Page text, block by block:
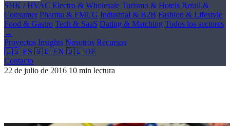
SHK / HVAC Electro & Wholesale Turismo & Hotels Retail &
Consumer Pharma & FMCG Industrial & B2B Fashion & Lifestyle
Food & Gastro Tech & SaaS Dating & Matching Todos los sectores
→
Proyectos Insights Nosotros Recursos
🇪🇸 ES 🇬🇧 EN 🇩🇪 DE
Contacto
22 de julio de 2016 10 min lectura